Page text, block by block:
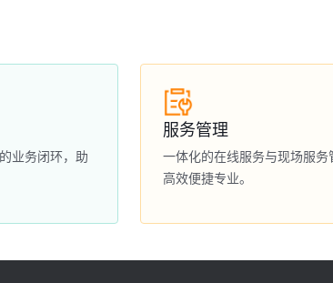
业务闭环，助
服务管理
一体化的在线服务与现场服务
高效便捷专业。